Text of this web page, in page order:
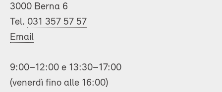
3000 Berna 6
Tel. 031 357 57 57
Email
9:00–12:00 e 13:30–17:00
(venerdì fino alle 16:00)